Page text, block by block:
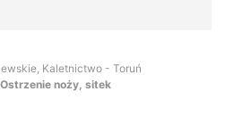
Kaletnictwo - Toruń
noży, sitek